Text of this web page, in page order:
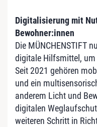
Digitalisierung mit
Bewohner:innen
Die MÜNCHENSTIFT
digitale Hilfsmittel, um
Seit 2021 gehören
und ein
anderem Licht und
digitalen
weiteren Schritt in